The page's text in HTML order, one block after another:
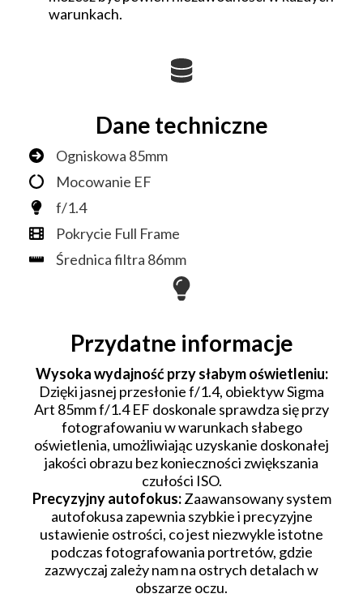
warunkach.
Dane techniczne
Ogniskowa 85mm
Mocowanie EF
f/1.4
Pokrycie Full Frame
Średnica filtra 86mm
Przydatne informacje
Wysoka wydajność przy słabym oświetleniu:
Dzięki jasnej przesłonie f/1.4, obiektyw Sigma
Art 85mm f/1.4 EF doskonale sprawdza się przy
fotografowaniu w warunkach słabego
oświetlenia, umożliwiając uzyskanie doskonałej
jakości obrazu bez konieczności zwiększania
czułości ISO.
Precyzyjny autofokus:Zaawansowany system
autofokusa zapewnia szybkie i precyzyjne
ustawienie ostrości, co jest niezwykle istotne
podczas fotografowania portretów, gdzie
zazwyczaj zależy nam na ostrych detalach w
obszarze oczu.